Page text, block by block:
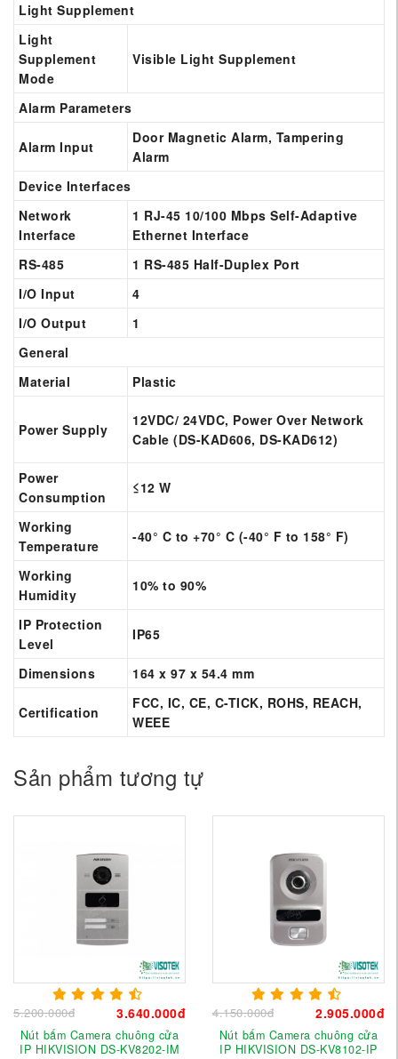
Light Supplement
Light
Supplement
Mode
Visible Light Supplement
Alarm Parameters
Alarm Input
Door Magnetic Alarm, Tampering
Alarm
Device Interfaces
Network
Interface
1 RJ-45 10/100 Mbps Self-Adaptive
Ethernet Interface
RS-485
1 RS-485 Half-Duplex Port
I/O Input
4
I/O Output
1
General
Material
Plastic
Power Supply
12VDC/ 24VDC, Power Over Network
Cable (DS-KAD606, DS-KAD612)
Power
Consumption
≤12 W
Working
Temperature
-40° C to +70° C (-40° F to 158° F)
Working
Humidity
10% to 90%
IP Protection
Level
IP65
Dimensions 164 x 97 x 54.4 mm
Certification
FCC, IC, CE, C-TICK, ROHS, REACH,
WEEE
Sản phẩm tương tự
5.200.000đ 3.640.000đ
Nút bấm Camera chuông cửa
IP HIKVISION DS-KV8202-IM
4.150.000đ 2.905.000đ
Nút bấm Camera chuông cửa
IP HIKVISION DS-KV8102-IP